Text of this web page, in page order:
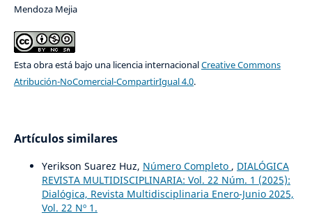
Mendoza Mejia
Esta obra está bajo una licencia internacionalCreative Commons
Atribución-NoComercial-CompartirIgual 4.0.
Artículos similares
Yerikson Suarez Huz, Número Completo , DIALÓGICA
REVISTA MULTIDISCIPLINARIA: Vol. 22 Núm. 1 (2025):
Dialógica, Revista Multidisciplinaria Enero-Junio 2025,
Vol. 22 Nº 1.